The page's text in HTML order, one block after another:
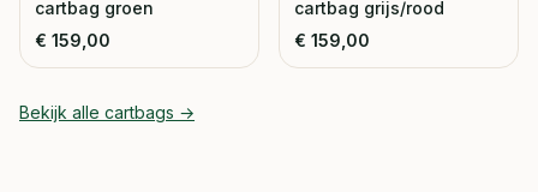
cartbag groen
€ 159,00
cartbag grijs/rood
€ 159,00
Bekijk alle cartbags →